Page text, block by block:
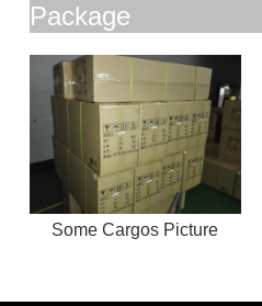
Package
Some Cargos Picture